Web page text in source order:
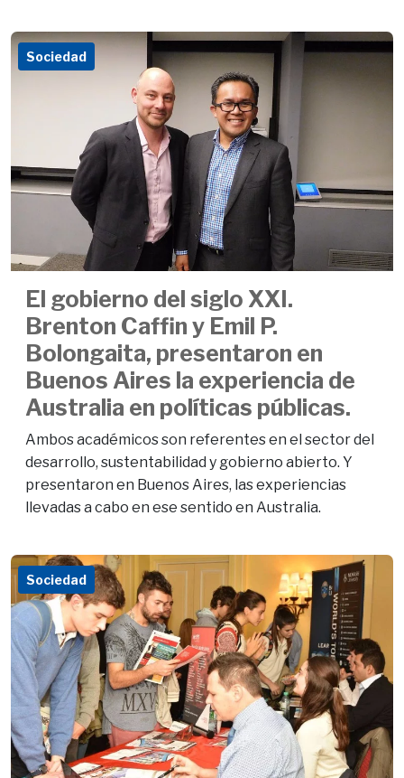
Sociedad
El gobierno del siglo XXI.
Brenton Caffin y Emil P.
Bolongaita, presentaron en
Buenos Aires la experiencia de
Australia en políticas públicas.
Ambos académicos son referentes en el sector del
desarrollo, sustentabilidad y gobierno abierto. Y
presentaron en Buenos Aires, las experiencias
llevadas a cabo en ese sentido en Australia.
Sociedad